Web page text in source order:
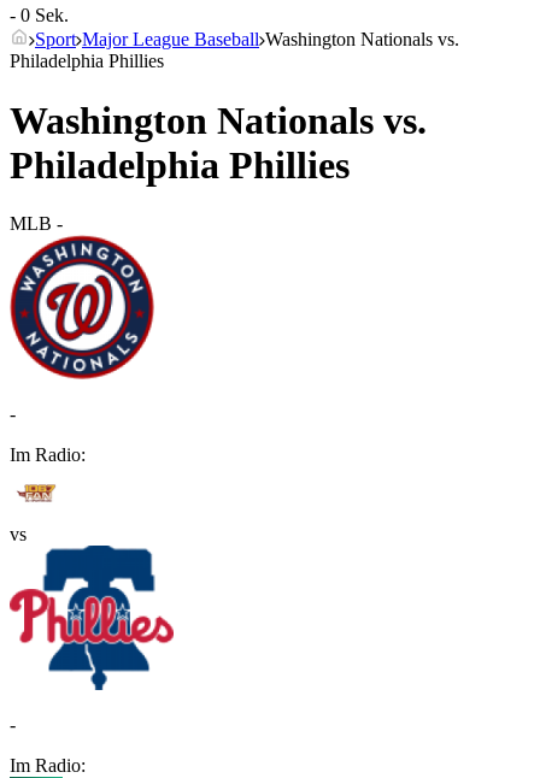
- 0 Sek.
Sport Major League Baseball Washington Nationals vs.
Philadelphia Phillies
Washington Nationals vs.
Philadelphia Phillies
MLB -
-
Im Radio:
vs
-
Im Radio: